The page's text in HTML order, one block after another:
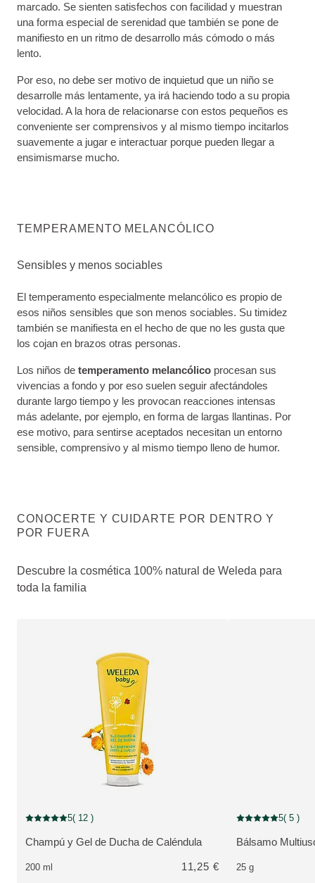
marcado. Se sienten satisfechos con facilidad y muestran
una forma especial de serenidad que también se pone de
manifiesto en un ritmo de desarrollo más cómodo o más
lento.
Por eso, no debe ser motivo de inquietud que un niño se
desarrolle más lentamente, ya irá haciendo todo a su propia
velocidad. A la hora de relacionarse con estos pequeños es
conveniente ser comprensivos y al mismo tiempo incitarlos
suavemente a jugar e interactuar porque pueden llegar a
ensimismarse mucho.
TEMPERAMENTO MELANCÓLICO
Sensibles y menos sociables
El temperamento especialmente melancólico es propio de
esos niños sensibles que son menos sociables. Su timidez
también se manifiesta en el hecho de que no les gusta que
los cojan en brazos otras personas.
Los niños de temperamento melancólico procesan sus
vivencias a fondo y por eso suelen seguir afectándoles
durante largo tiempo y les provocan reacciones intensas
más adelante, por ejemplo, en forma de largas llantinas. Por
ese motivo, para sentirse aceptados necesitan un entorno
sensible, comprensivo y al mismo tiempo lleno de humor.
CONOCERTE Y CUIDARTE POR DENTRO Y
POR FUERA
Descubre la cosmética 100% natural de Weleda para
toda la familia
VER PRODUCTO:
Champú y Gel de Ducha de Caléndula
Puntuación: 5 / 5 estrellas 12 valoraciones de usuarios
5( 12 )
200 ml 11,25 €
VER
Bálsamo
Puntuación: 5 / 5
5( 5 )
25 g